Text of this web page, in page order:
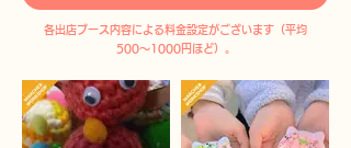
各出店ブース内容による料金設定がございます（平均
500〜1000円ほど）。